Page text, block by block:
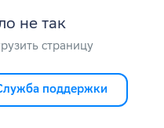
не так
страницу
поддержки